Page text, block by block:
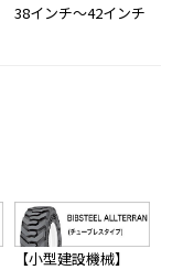
38インチ～42インチ
【小型建設機械】